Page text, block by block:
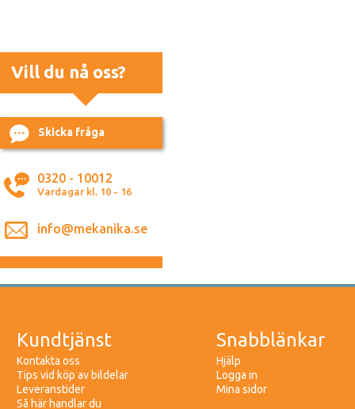
Vill du nå oss?
Skicka fråga
0320 - 10012
Vardagar kl. 10 - 16
info@mekanika.se
Kundtjänst
Kontakta oss
Tips vid köp av bildelar
Leveranstider
Så här handlar du
Snabblänkar
Hjälp
Logga in
Mina sidor